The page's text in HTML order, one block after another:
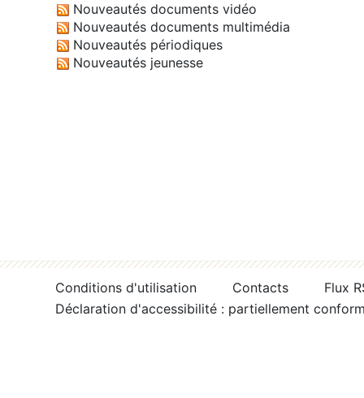
Nouveautés documents vidéo
Nouveautés documents multimédia
Nouveautés périodiques
Nouveautés jeunesse
Conditions d'utilisation Contacts
Flux
Déclaration d'accessibilité : partiellement